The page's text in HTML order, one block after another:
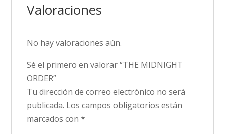
Valoraciones
No hay valoraciones aún.
Sé el primero en valorar “THE MIDNIGHT
ORDER”
Tu dirección de correo electrónico no será
publicada. Los campos obligatorios están
marcados con*